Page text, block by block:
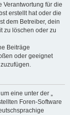
Verantwortung für die
erstellt hat oder die
dem Betreiber, dein
zu löschen oder zu
Beiträge
oder geeignet
eine unter der „
Foren-Software